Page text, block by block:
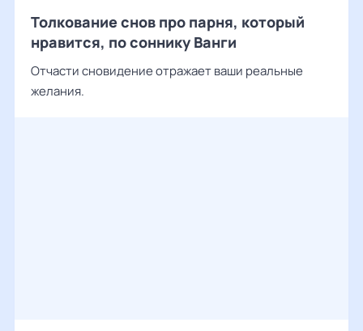
Толкование снов про парня, который
нравится, по соннику Ванги
Отчасти сновидение отражает ваши реальные
желания.